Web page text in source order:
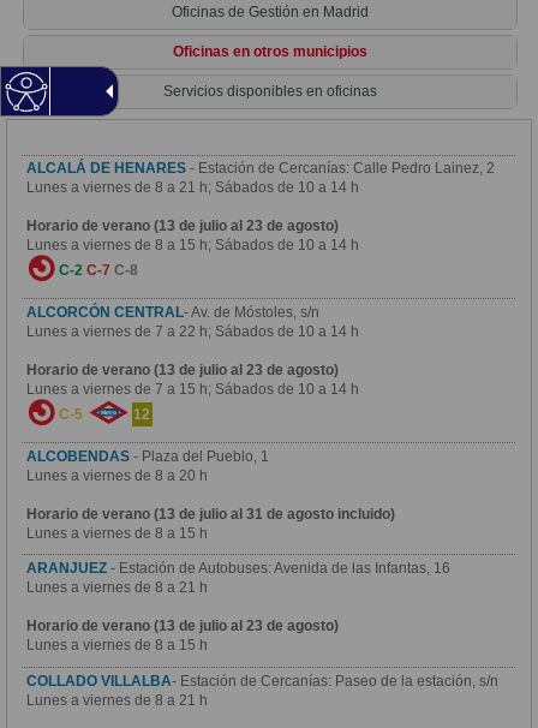
Oficinas de Gestión en Madrid
Oficinas en otros municipios
Servicios disponibles en oficinas
ALCALÁ DE HENARES - Estación de Cercanías: Calle Pedro Lainez, 2
Lunes a viernes de 8 a 21 h; Sábados de 10 a 14 h
Horario de verano (13 de julio al 23 de agosto)
Lunes a viernes de 8 a 15 h; Sábados de 10 a 14 h
C-2 C-7 C-8
ALCORCÓN CENTRAL- Av. de Móstoles, s/n
Lunes a viernes de 7 a 22 h; Sábados de 10 a 14 h
Horario de verano (13 de julio al 23 de agosto)
Lunes a viernes de 7 a 15 h; Sábados de 10 a 14 h
C-5
12
ALCOBENDAS- Plaza del Pueblo, 1
Lunes a viernes de 8 a 20 h
Horario de verano (13 de julio al 31 de agosto incluido)
Lunes a viernes de 8 a 15 h
ARANJUEZ - Estación de Autobuses: Avenida de las Infantas, 16
Lunes a viernes de 8 a 21 h
Horario de verano (13 de julio al 23 de agosto)
Lunes a viernes de 8 a 15 h
COLLADO VILLALBA- Estación de Cercanías: Paseo de la estación, s/n
Lunes a viernes de 8 a 21 h